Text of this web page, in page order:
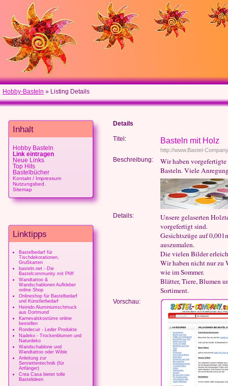
Details
Titel: Basteln mit Holz
http://www.Bastel-
Beschreibung:
Wir haben
Basteln. Viele
Details:
Unsere gelaserten
vorgefertigt sind.
Gesichtszüge auf
auszumalen.
Die vielen Bilder
Wir haben nicht nur zu
wie im Sommer.
Blätter, Tiere, Blumen
Sortiment.
Vorschau:
Inhalt
Hobby Basteln
Link eintragen
Neue Links
Top Hits
Bastelbücher
Kontakt / Impressum
Nutzungsbed.
Sitemap
Linktipps
Bastelbedarf für
Tischdekorationen,
Grußkarten
basteln.net - Die
Bastelcommunity mit Pfiff
Wandtattoo &
Wandschablonen Aufkleber
online Shop
Onlineshop für Bastelbedarf
und Künstlerbedarf
Heinido Aluminiumschmuck
aus Dortmund
Karnevalskostüme online
bestellen
Rondecuir - Leder Produkte
Nadeko - Trockenblumen und
Naturdeko
Wandschablone und
Wandtattoo oder Wible
Anleitung zur
Serviettentechnik (für
Anfänger)
Crea Casa bietet tolle
Bastelideen
Hobby-Basteln » Listing Details